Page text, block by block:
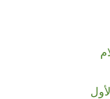
الأول